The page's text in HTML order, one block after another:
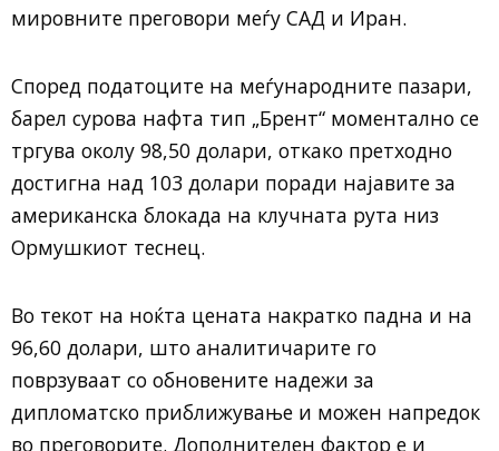
мировните преговори меѓу САД и Иран.
Според податоците на меѓународните пазари,
барел сурова нафта тип „Брент“ моментално се
тргува околу 98,50 долари, откако претходно
достигна над 103 долари поради најавите за
американска блокада на клучната рута низ
Ормушкиот теснец.
Во текот на ноќта цената накратко падна и на
96,60 долари, што аналитичарите го
поврзуваат со обновените надежи за
дипломатско приближување и можен напредок
во преговорите. Дополнителен фактор е и